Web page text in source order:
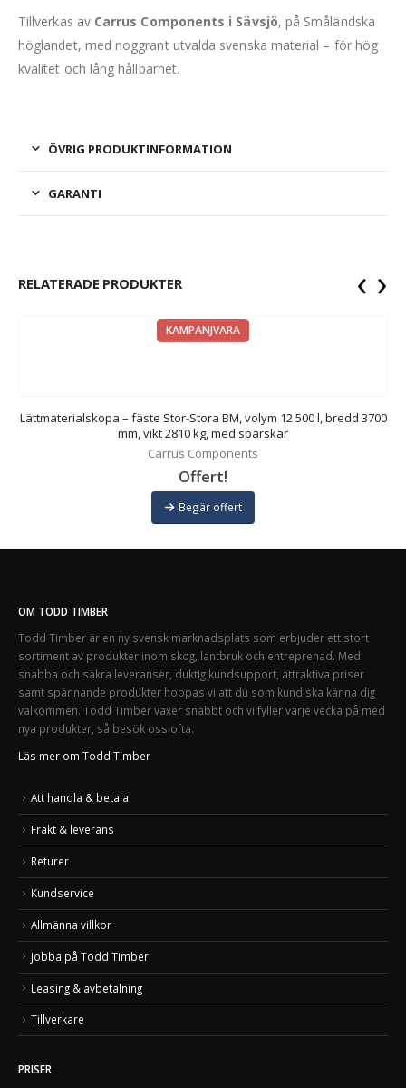
Tillverkas av Carrus Components i Sävsjö, på Småländska
höglandet, med noggrant utvalda svenska material – för hög
kvalitet och lång hållbarhet.
ÖVRIG PRODUKTINFORMATION
GARANTI
RELATERADE PRODUKTER
KAMPANJVARA
Lättmaterialskopa – fäste Stor-Stora BM, volym 12 500 l, bredd 3700
mm, vikt 2810 kg, med sparskär
Carrus Components
Offert!
Begär offert
‹ ›
OM TODD TIMBER
Todd Timber är en ny svensk marknadsplats som erbjuder ett stort
sortiment av produkter inom skog, lantbruk och entreprenad. Med
snabba och säkra leveranser, duktig kundsupport, attraktiva priser
samt spännande produkter hoppas vi att du som kund ska känna dig
välkommen. Todd Timber växer snabbt och vi fyller varje vecka på med
nya produkter, så besök oss ofta.
Läs mer om Todd Timber
Att handla & betala
Frakt & leverans
Returer
Kundservice
Allmänna villkor
Jobba på Todd Timber
Leasing & avbetalning
Tillverkare
PRISER